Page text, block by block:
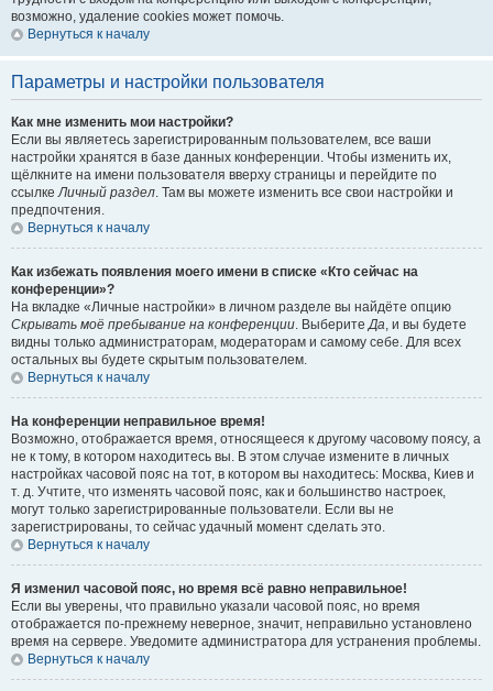
возможно, удаление cookies может помочь.
Вернуться к началу
Параметры и настройки пользователя
Как мне изменить мои настройки?
Если вы являетесь зарегистрированным пользователем, все ваши
настройки хранятся в базе данных конференции. Чтобы изменить их,
щёлкните на имени пользователя вверху страницы и перейдите по
ссылкеЛичный раздел. Там вы можете изменить все свои настройки и
предпочтения.
Вернуться к началу
Как избежать появления моего имени в списке «Кто сейчас на
конференции»?
На вкладке «Личные настройки» в личном разделе вы найдёте опцию
Скрывать моё пребывание на конференции. ВыберитеДа, и вы будете
видны только администраторам, модераторам и самому себе. Для всех
остальных вы будете скрытым пользователем.
Вернуться к началу
На конференции неправильное время!
Возможно, отображается время, относящееся к другому часовому поясу, а
не к тому, в котором находитесь вы. В этом случае измените в личных
настройках часовой пояс на тот, в котором вы находитесь: Москва, Киев и
т. д. Учтите, что изменять часовой пояс, как и большинство настроек,
могут только зарегистрированные пользователи. Если вы не
зарегистрированы, то сейчас удачный момент сделать это.
Вернуться к началу
Я изменил часовой пояс, но время всё равно неправильное!
Если вы уверены, что правильно указали часовой пояс, но время
отображается по-прежнему неверное, значит, неправильно установлено
время на сервере. Уведомите администратора для устранения проблемы.
Вернуться к началу